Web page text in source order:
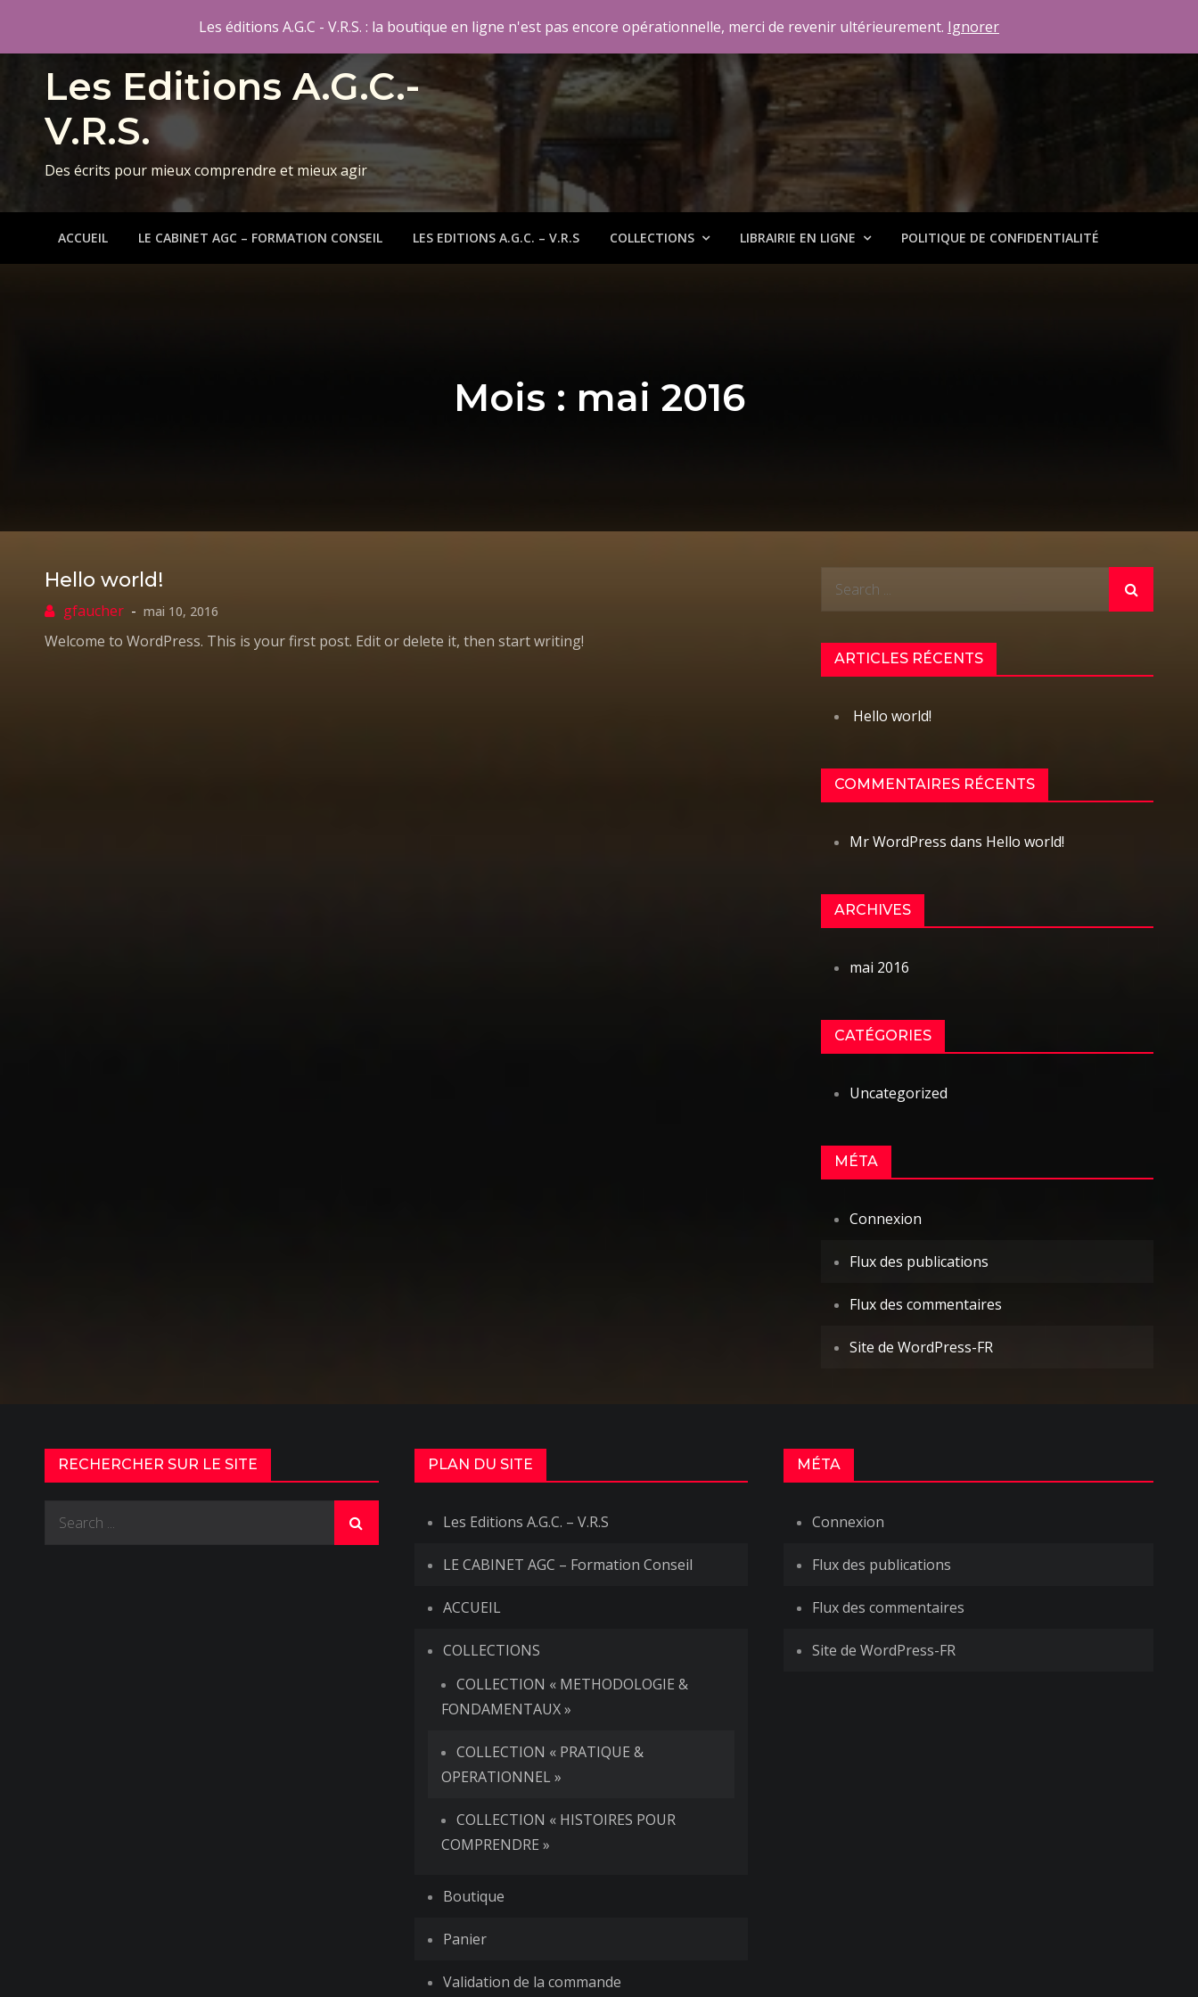
Les Editions A.G.C.-
V.R.S.
Des écrits pour mieux comprendre et mieux agir
ACCUEIL LE CABINET AGC – FORMATION CONSEIL LES EDITIONS A.G.C. – V.R.S COLLECTIONS LIBRAIRIE EN LIGNE POLITIQUE DE CONFIDENTIALITÉ
Mois : mai 2016
Hello world!
mai 10, 2016
Welcome to WordPress. This is your first post. Edit or delete it, then start writing!
Search
ARTICLES RÉCENTS
Hello world!
COMMENTAIRES RÉCENTS
Mr WordPress dans Hello world!
ARCHIVES
mai 2016
CATÉGORIES
Uncategorized
MÉTA
Connexion
Flux des publications
Flux des commentaires
Site de WordPress-FR
RECHERCHER SUR LE SITE
Search
PLAN DU SITE
Les Editions A.G.C. – V.R.S
LE CABINET AGC – Formation Conseil
ACCUEIL
COLLECTIONS
COLLECTION « METHODOLOGIE &
FONDAMENTAUX »
COLLECTION « PRATIQUE &
OPERATIONNEL »
COLLECTION « HISTOIRES POUR
COMPRENDRE »
Boutique
Panier
Validation de la commande
MÉTA
Connexion
Flux des publications
Flux des commentaires
Site de WordPress-FR
Les éditions A.G.C - V.R.S. : la boutique en ligne n'est pas encore opérationnelle, merci de revenir ultérieurement. Ignorer